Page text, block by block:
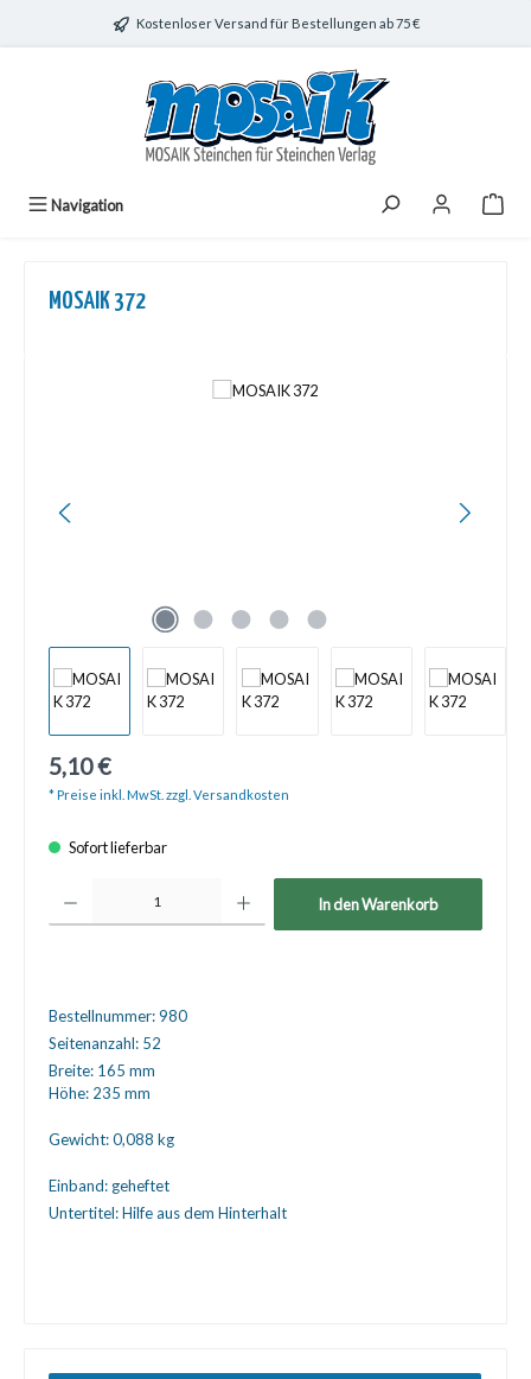
Zum Hauptinhalt springenKostenloser Versand für Bestellungen ab 75 €
Navigation
MOSAIK 372
5,10 €
* Preise inkl. MwSt. zzgl. Versandkosten
Sofort lieferbar
In den Warenkorb
Bestellnummer:980
Seitenanzahl: 52
Breite: 165 mm
Höhe: 235 mm
Gewicht:0,088 kg
Einband: geheftet
Untertitel:Hilfe aus dem Hinterhalt